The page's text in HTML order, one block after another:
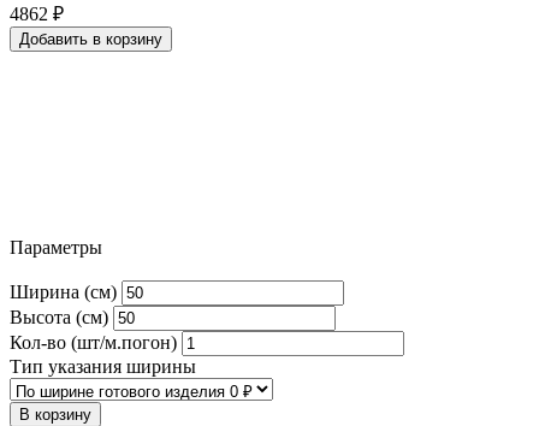
4862 ₽
Добавить в корзину
Параметры
Ширина (см)
Высота (см)
Кол-во (шт/м.погон)
Тип указания ширины
В корзину